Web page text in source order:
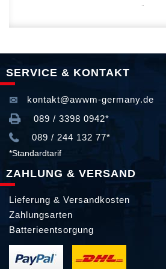
SERVICE & KONTAKT
kontakt@awwm-germany.de
089 / 3398 0942*
089 / 244 132 77*
*Standardtarif
ZAHLUNG & VERSAND
Lieferung & Versandkosten
Zahlungsarten
Batterieentsorgung